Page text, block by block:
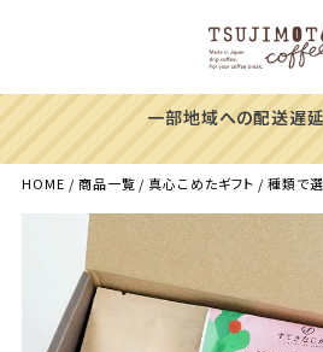
一部地域への配送遅
HOME 商品一覧 真心こめたギフト 種類で